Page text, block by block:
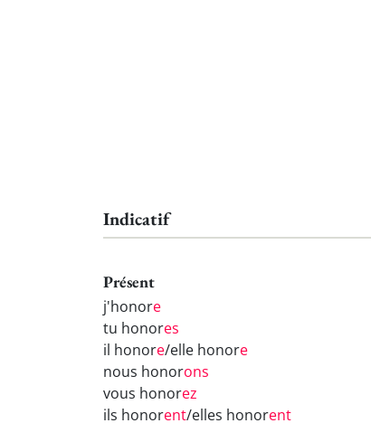
Indicatif
Présent
j'honore
tu honores
il honore/elle honore
nous honorons
vous honorez
ils honorent/elles honorent